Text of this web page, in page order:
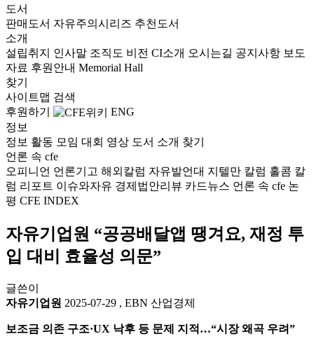
도서
판매도서 자유주의시리즈 추천도서
소개
설립취지 인사말 조직도 비전 CI소개 오시는길 공지사항 보도
자료 후원안내 Memorial Hall
찾기
사이트맵 검색
후원하기
ENG
정보
정보 활동 모임 대회 영상 도서 소개 찾기
언론 속 cfe
오피니언 언론기고 해외칼럼 자유발언대 지텔만 칼럼 홀콤 칼
럼 리포트 이슈와자유 경제법안리뷰 카드뉴스 언론 속 cfe 논
평 CFE INDEX
자유기업원 “공공배달앱 땡겨요, 재정 투
입 대비 효율성 의문”
글쓴이
자유기업원 2025-07-29 , EBN 산업경제
보조금 의존 구조·UX 낙후 등 문제 지적…“시장 왜곡 우려”